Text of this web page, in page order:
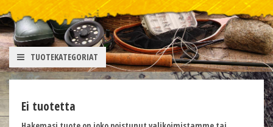
TUOTEKATEGORIAT
Ei tuotetta